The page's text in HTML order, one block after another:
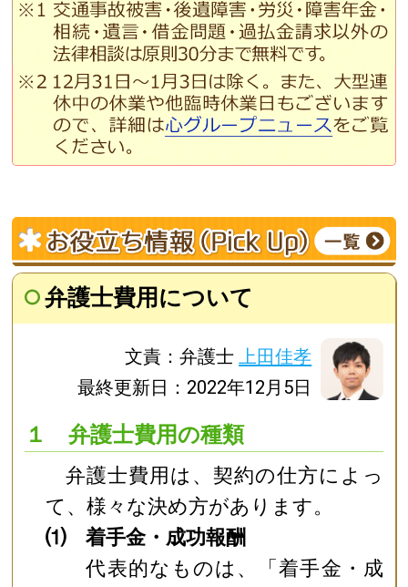
弁護士費用について
文責：弁護士上田佳孝
最終更新日：2022年12月5日
１ 弁護士費用の種類
弁護士費用は、契約の仕方によっ
て、様々な決め方があります。
⑴ 着手金・成功報酬
代表的なものは、「着手金・成